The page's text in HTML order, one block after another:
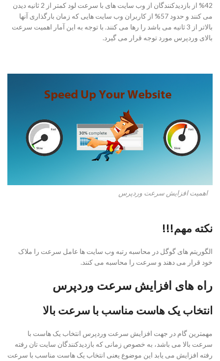
42% از بازدیدکنندگان از وب سایت های با سرعت لود کمتر از 2 ثانیه دیدن
می کنند و حدود 57% از کاربران وب سایت هایی که زمان بارگذاری آنها
بالاتر از 3 ثانیه می باشد را رها می کنند. با توجه به این آمار اهمیت سرعت
بالای وردپرس مورد توجه قرار می گیرد.
اهمیت افزایش سرعت وردپرس
نکته مهم!!!
الگوریتم های گوگل در محاسبه رتبه وب سایت ها عامل سرعت را ملاک
خود قرار می دهند و سرعت را محاسبه می کنند.
راه های افزایش سرعت وردپرس
انتخاب یک هاست مناسب با سرعت بالا
مهمترین گام در جهت افزایش سرعت وردپرس انتخاب یک هاست با
سرعت بالا می باشد، به خصوص زمانی که بازدیدکنندگان سایت تان رفته
رفته افزایش می یابد این موضوع یعنی انتخاب یک هاست مناسب با سرعت